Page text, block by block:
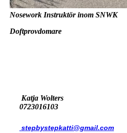
Nosework Instruktör inom SNWK
Doftprovdomare
Katja Wolters
0723016103
stepbystepkatti@gmail.com